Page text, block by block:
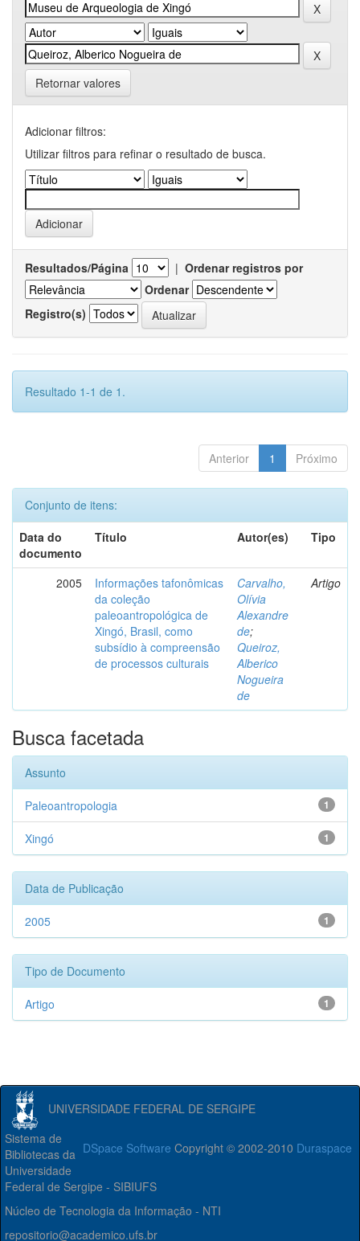
Retornar valores
Adicionar filtros:
Utilizar filtros para refinar o resultado de busca.
Resultados/Página | Ordenar registros por
Ordenar
Registro(s)
Resultado 1-1 de 1.
Anterior 1 Próximo
Conjunto de itens:
Data do
documento
Título Autor(es) Tipo
2005
Informações tafonômicas
da coleção
paleoantropológica de
Xingó, Brasil, como
subsídio à compreensão
de processos culturais
Carvalho,
Olívia
Alexandre
de;
Queiroz,
Alberico
Nogueira
de
Artigo
Busca facetada
Assunto
1
Paleoantropologia
1
Xingó
Data de Publicação
1
2005
Tipo de Documento
1
Artigo
UNIVERSIDADE FEDERAL DE SERGIPE
DSpace Software Copyright © 2002-2010 Duraspace
Sistema de
Bibliotecas da
Universidade
Federal de Sergipe - SIBIUFS
Núcleo de Tecnologia da Informação - NTI
repositorio@academico.ufs.br